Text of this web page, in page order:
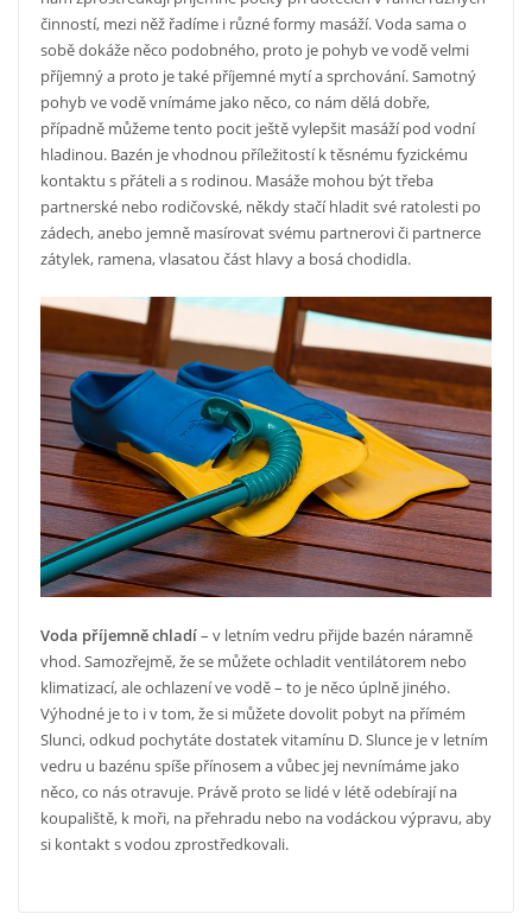
činností, mezi něž řadíme i různé formy masáží. Voda sama o
sobě dokáže něco podobného, proto je pohyb ve vodě velmi
příjemný a proto je také příjemné mytí a sprchování. Samotný
pohyb ve vodě vnímáme jako něco, co nám dělá dobře,
případně můžeme tento pocit ještě vylepšit masáží pod vodní
hladinou. Bazén je vhodnou příležitostí k těsnému fyzickému
kontaktu s přáteli a s rodinou. Masáže mohou být třeba
partnerské nebo rodičovské, někdy stačí hladit své ratolesti po
zádech, anebo jemně masírovat svému partnerovi či partnerce
zátylek, ramena, vlasatou část hlavy a bosá chodidla.
Voda příjemně chladí– v letním vedru přijde bazén náramně
vhod. Samozřejmě, že se můžete ochladit ventilátorem nebo
klimatizací, ale ochlazení ve vodě – to je něco úplně jiného.
Výhodné je to i v tom, že si můžete dovolit pobyt na přímém
Slunci, odkud pochytáte dostatek vitamínu D. Slunce je v letním
vedru u bazénu spíše přínosem a vůbec jej nevnímáme jako
něco, co nás otravuje. Právě proto se lidé v létě odebírají na
koupaliště, k moři, na přehradu nebo na vodáckou výpravu, aby
si kontakt s vodou zprostředkovali.